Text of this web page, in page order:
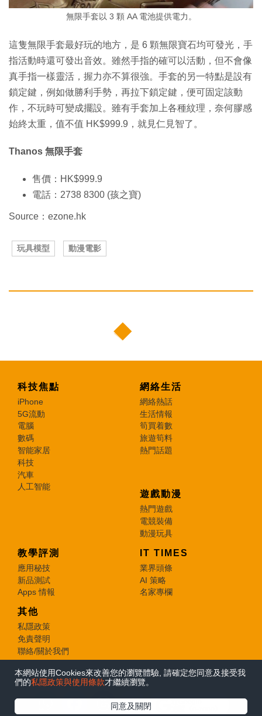
本網站使用Cookies來改善您的瀏覽體驗, 請確定您同意及接受我
們的私隱政策與使用條款才繼續瀏覽。
同意及關閉
無限手套以 3 顆 AA 電池提供電力。
這隻無限手套最好玩的地方，是 6 顆無限寶石均可發光，手
指活動時還可發出音效。雖然手指的確可以活動，但不會像
真手指一樣靈活，握力亦不算很強。手套的另一特點是設有
鎖定鍵，例如做勝利手勢，再拉下鎖定鍵，便可固定該動
作，不玩時可變成擺設。雖有手套加上各種紋理，奈何膠感
始終太重，值不值 HK$999.9，就見仁見智了。
Thanos 無限手套
售價：HK$999.9
電話：2738 8300 (孩之寶)
Source：ezone.hk
玩具模型 動漫電影
科技焦點
iPhone
5G流動
電腦
數碼
智能家居
科技
汽車
人工智能
網絡生活
網絡熱話
生活情報
筍買着數
旅遊筍料
熱門話題
遊戲動漫
熱門遊戲
電競裝備
動漫玩具
教學評測
應用秘技
新品測試
Apps 情報
IT TIMES
業界頭條
AI 策略
名家專欄
其他
私隱政策
免責聲明
聯絡/關於我們
© 2026 e-zone. All Rights Reserved.